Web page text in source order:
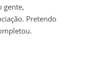
gente,
Pretendo